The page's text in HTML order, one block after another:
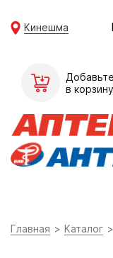
Кинешма
в корзину
Главная Каталог